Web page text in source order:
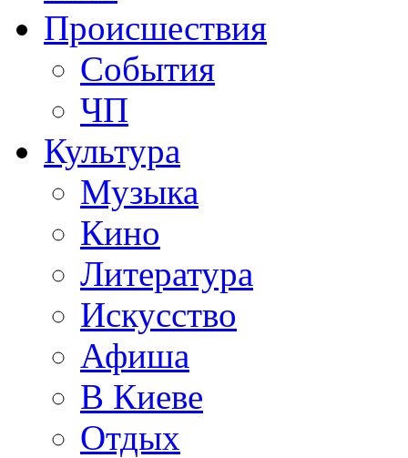
Происшествия
События
ЧП
Культура
Музыка
Кино
Литература
Искусство
Афиша
В Киеве
Отдых